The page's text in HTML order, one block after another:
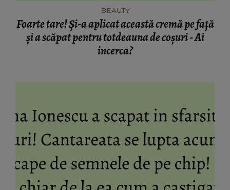
BEAUTY
Foarte tare! Şi-a aplicat această cremă pe faţă
şi a scăpat pentru totdeauna de coşuri - Ai
incerca?